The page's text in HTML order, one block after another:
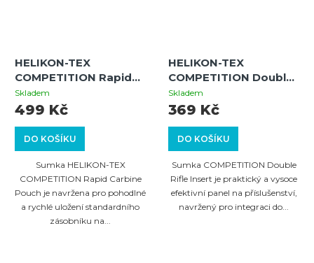
HELIKON-TEX
COMPETITION Rapid
Carbine Pouch -
Shadow Grey
Skladem
DO KOŠÍKU
499 Kč
Sumka HELIKON-TEX
COMPETITION Rapid Carbine
Pouch je navržena pro pohodlné
a rychlé uložení standardního
zásobníku na...
HELIKON-TEX
COMPETITION Double
Rifle Insert - Shadow
Grey
Skladem
DO KOŠÍKU
369 Kč
Sumka COMPETITION Double
Rifle Insert je praktický a vysoce
efektivní panel na příslušenství,
navržený pro integraci do...